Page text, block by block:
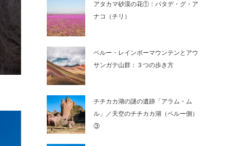
アタカマ砂漠の花①：パタデ・グ・ア
ナコ（チリ）
ペルー・レインボーマウンテンとアウ
サンガテ山群：３つの歩き方
チチカカ湖の謎の遺跡「アラム・ム
ル」／天空のチチカカ湖（ペルー側）
③